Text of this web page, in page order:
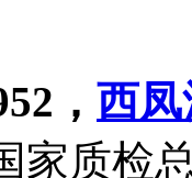
， 西
家质检